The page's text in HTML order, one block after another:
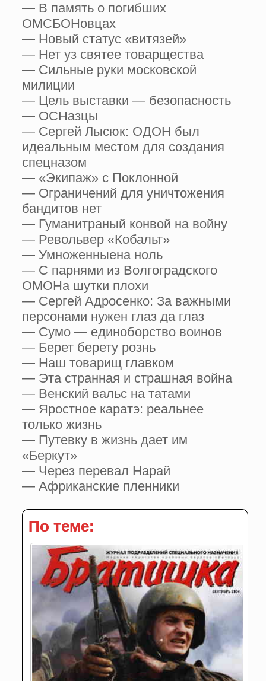
— В память о погибших
ОМСБОНовцах
— Новый статус «витязей»
— Нет уз святее товарщества
— Сильные руки московской
милиции
— Цель выставки — безопасность
— ОСНазцы
— Сергей Лысюк: ОДОН был
идеальным местом для создания
спецназом
— «Экипаж» с Поклонной
— Ограничений для уничтожения
бандитов нет
— Гуманитраный конвой на войну
— Револьвер «Кобальт»
— Умноженныена ноль
— С парнями из Волгоградского
ОМОНа шутки плохи
— Сергей Адросенко: За важными
персонами нужен глаз да глаз
— Сумо — единоборство воинов
— Берет берету рознь
— Наш товарищ главком
— Эта странная и страшная война
— Венский вальс на татами
— Яростное каратэ: реальнее
только жизнь
— Путевку в жизнь дает им
«Беркут»
— Через перевал Нарай
— Африканские пленники
По теме: